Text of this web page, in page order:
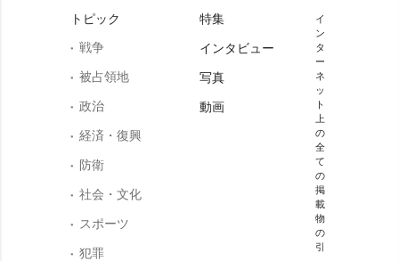
トピック
戦争
被占領地
政治
経済・復興
防衛
社会・文化
スポーツ
犯罪
特集
インタビュー
写真
動画
イ
ン
タ
ー
ネ
ッ
ト
上
の
全
て
の
掲
載
物
の
引